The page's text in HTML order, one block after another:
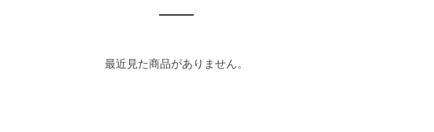
最近見た商品がありません。